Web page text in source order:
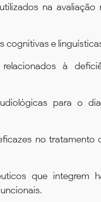
na
cognitivas e
à
para o
no
que integrem